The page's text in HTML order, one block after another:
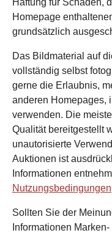
Haftung für Schäden,
Homepage
grundsätzlich
Das Bildmaterial auf
vollständig selbst
gerne die Erlaubnis,
anderen Homepages,
verwenden. Die
Qualität bereitgestellt
unautorisierte
Auktionen ist
Informationen
Nutzungsbedingungen
Sollten Sie der
Informationen